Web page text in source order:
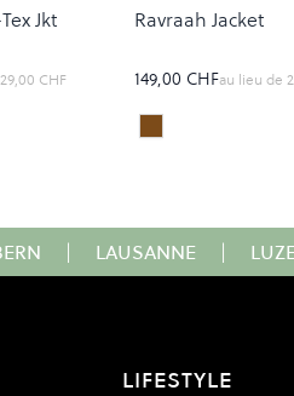
Jkt
CHF
Ravraah Jacket
149,00 CHFau lieu de
Colour
WATER TEAK
| LAUSANNE |
LIFESTYLE